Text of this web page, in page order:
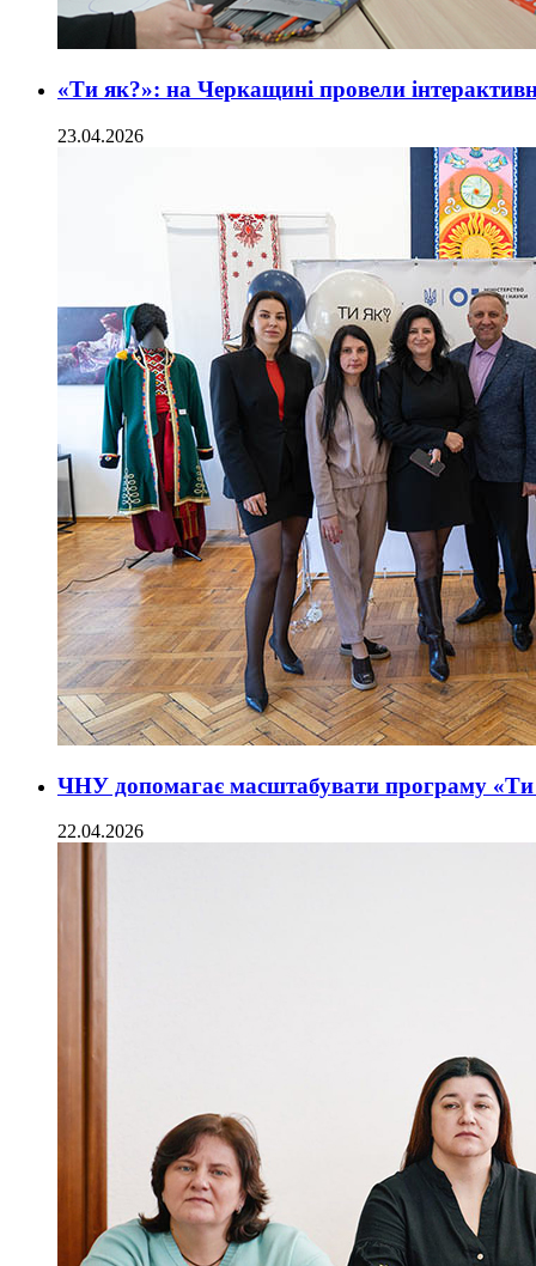
«Ти як?»: на Черкащині провели
23.04.2026
ЧНУ допомагає масштабувати програму «Ти
22.04.2026